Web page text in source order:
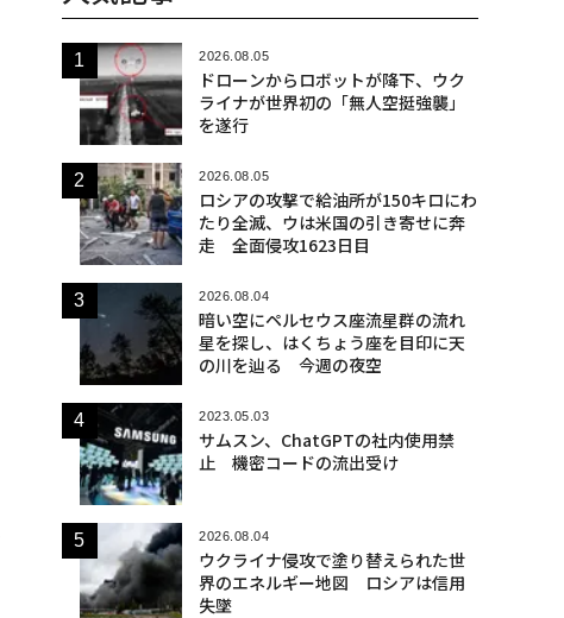
2026.08.05
ドローンからロボットが降下、ウク
ライナが世界初の「無人空挺強襲」
を遂行
2026.08.05
ロシアの攻撃で給油所が150キロにわ
たり全滅、ウは米国の引き寄せに奔
走 全面侵攻1623日目
2026.08.04
暗い空にペルセウス座流星群の流れ
星を探し、はくちょう座を目印に天
の川を辿る 今週の夜空
2023.05.03
サムスン、ChatGPTの社内使用禁
止 機密コードの流出受け
2026.08.04
ウクライナ侵攻で塗り替えられた世
界のエネルギー地図 ロシアは信用
失墜